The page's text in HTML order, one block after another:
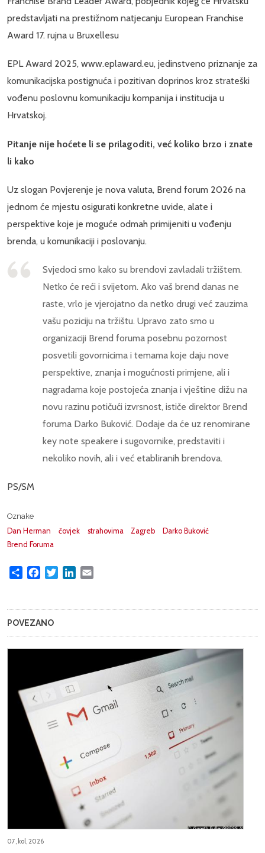
predstavljati na prestižnom natjecanju European Franchise
Award 17. rujna u Bruxellesu
EPL Award 2025, www.eplaward.eu, jedinstveno priznanje za
komunikacijska postignuća i pozitivan doprinos kroz strateški
vođenu poslovnu komunikaciju kompanija i institucija u
Hrvatskoj.
Pitanje nije hoćete li se prilagoditi, već koliko brzo i znate
li kako
Uz slogan Povjerenje je nova valuta, Brend forum 2026 na
jednom će mjestu osigurati konkretne uvide, alate i
perspektive koje je moguće odmah primijeniti u vođenju
brenda, u komunikaciji i poslovanju.
Svjedoci smo kako su brendovi zavladali tržištem.
Netko će reći i svijetom. Ako vaš brend danas ne
raste, vrlo je vjerojatno da netko drugi već zauzima
vašu poziciju na tržištu. Upravo zato smo u
organizaciji Brend foruma posebnu pozornost
posvetili govornicima i temama koje daju nove
perspektive, znanja i mogućnosti primjene, ali i
nagradama koje postojeća znanja i vještine dižu na
novu razinu potičući izvrsnost, ističe direktor Brend
foruma Darko Buković. Dodaje da će uz renomirane
key note speakere i sugovornike, predstaviti i
nekoliko novih, ali i već etabliranih brendova.
PS/SM
Oznake
Dan Herman
čovjek strahovima Zagreb
Darko Buković
Brend Foruma
Share FacebookTwitterLinkedIn
POVEZANO
07, kol, 2026